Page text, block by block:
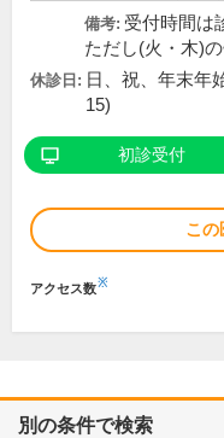
備考: 受付時間は
ただし(火・木)
休診日: 日、祝、年末年
15)
初診受付
この
アクセス数※
別の条件で検索